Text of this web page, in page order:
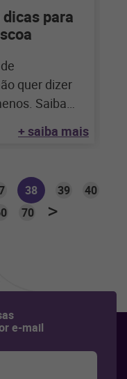
para
quer dizer
Saiba
+ saiba mais
38 39
40
70
e-mail